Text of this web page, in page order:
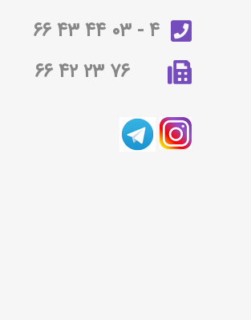
۴ - ۰۳ ۴۴ ۴۳ ۶۶
۷۶ ۲۳ ۴۲ ۶۶